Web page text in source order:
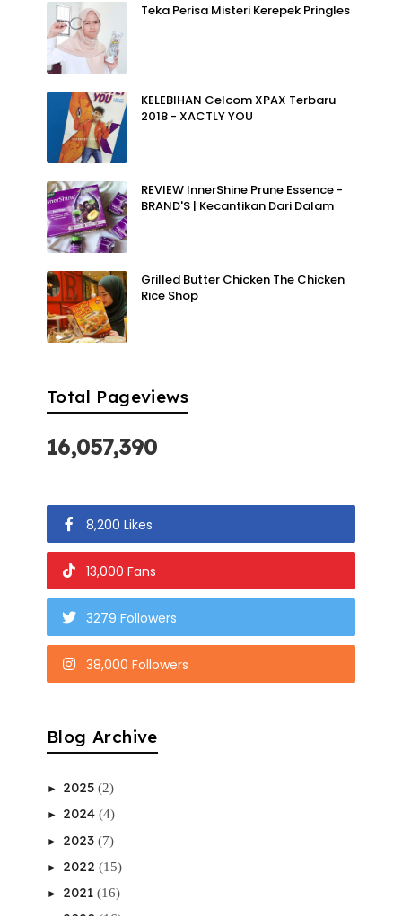
Teka Perisa Misteri Kerepek Pringles
KELEBIHAN Celcom XPAX Terbaru
2018 - XACTLY YOU
REVIEW InnerShine Prune Essence -
BRAND'S | Kecantikan Dari Dalam
Grilled Butter Chicken The Chicken
Rice Shop
Total Pageviews
16,057,390
8,200 Likes
13,000 Fans
3279 Followers
38,000 Followers
Blog Archive
► 2025 (2)
► 2024 (4)
► 2023 (7)
► 2022 (15)
► 2021 (16)